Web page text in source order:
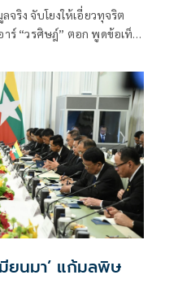
จริง จับโยงให้เอี่ยวทุจริต
ร์ “วรศิษฎ์” ตอก พูดข้อเท็จ
มียนมา’ แก้มลพิษ